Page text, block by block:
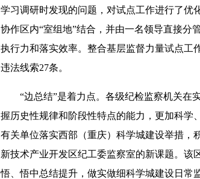
学习调研时发现的问题，对试点工作进行了优
协作区内“室组地”结合，并由一名领导直接分
执行力和落实效率。整合基层监督力量试点工
违法线索27条。
“边总结”是着力点。各级纪检监察机关在
握历史性规律和阶段性特点的能力，更加科学
有关单位落实西部（重庆）科学城建设举措，
新技术产业开发区纪工委监察室的新课题。该
悟、悟中总结提升，做实做细科学城建设日常